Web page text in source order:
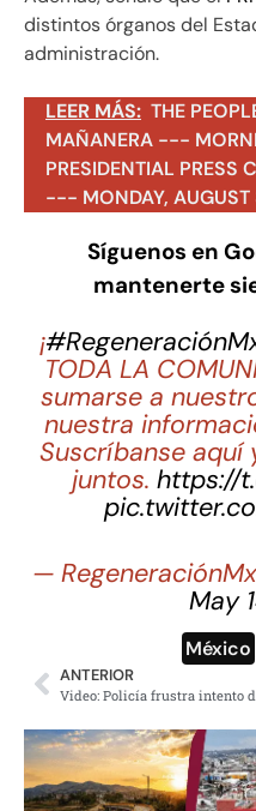
distintos órganos del
administración.
LEER MÁS: THE
MAÑANERA ---
PRESIDENTIAL PRESS
--- MONDAY,
Síguenos en
mantenerte
¡
TODA LA
sumarse a
nuestra
Suscríbanse aquí
juntos. https://
—
May
México
ANTERIOR